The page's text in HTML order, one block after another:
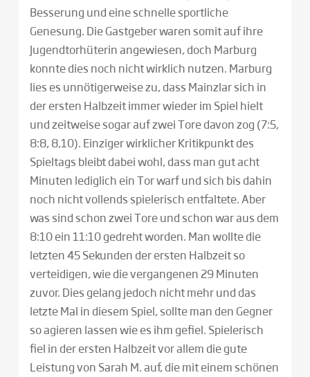
Besserung und eine schnelle sportliche
Genesung. Die Gastgeber waren somit auf ihre
Jugendtorhüterin angewiesen, doch Marburg
konnte dies noch nicht wirklich nutzen. Marburg
lies es unnötigerweise zu, dass Mainzlar sich in
der ersten Halbzeit immer wieder im Spiel hielt
und zeitweise sogar auf zwei Tore davon zog (7:5,
8:8, 8,10). Einziger wirklicher Kritikpunkt des
Spieltags bleibt dabei wohl, dass man gut acht
Minuten lediglich ein Tor warf und sich bis dahin
noch nicht vollends spielerisch entfaltete. Aber
was sind schon zwei Tore und schon war aus dem
8:10 ein 11:10 gedreht worden. Man wollte die
letzten 45 Sekunden der ersten Halbzeit so
verteidigen, wie die vergangenen 29 Minuten
zuvor. Dies gelang jedoch nicht mehr und das
letzte Mal in diesem Spiel, sollte man den Gegner
so agieren lassen wie es ihm gefiel. Spielerisch
fiel in der ersten Halbzeit vor allem die gute
Leistung von Sarah M. auf, die mit einem schönen